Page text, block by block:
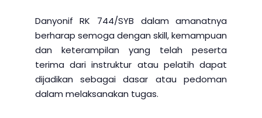
Danyonif RK 744/SYB dalam amanatnya
berharap semoga dengan skill, kemampuan
dan keterampilan yang telah peserta
terima dari instruktur atau pelatih dapat
dijadikan sebagai dasar atau pedoman
dalam melaksanakan tugas.